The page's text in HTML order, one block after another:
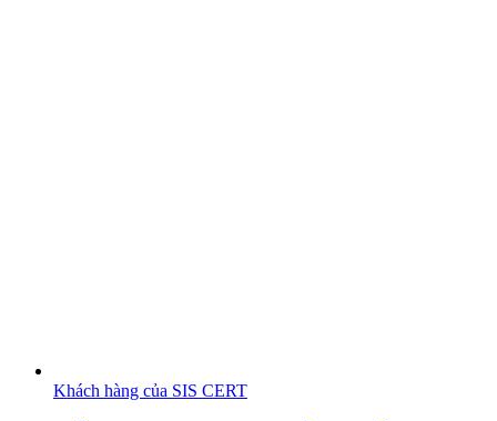
Khách hàng của SIS CERT